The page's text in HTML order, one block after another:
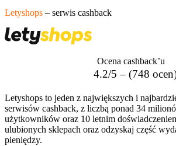
Letyshops – serwis cashback
Ocena cashback’u
4.2/5 – (748
Letyshops to jeden z największych i
serwisów cashback, z liczbą ponad 34
użytkowników oraz 10 letnim
ulubionych sklepach oraz odzyskaj część
pieniędzy.